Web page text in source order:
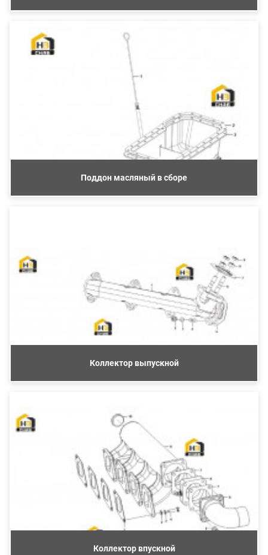
Поддон масляный в сборе
Коллектор выпускной
Коллектор впускной